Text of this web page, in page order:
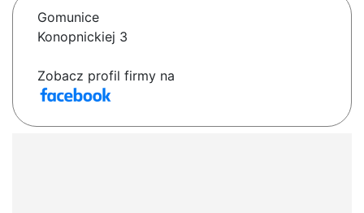
Gomunice
Konopnickiej 3
Zobacz profil firmy na